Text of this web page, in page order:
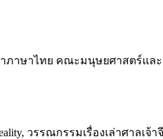
ภาษาไทย คณะมนุษยศาสตร์แล
วรรณกรรมเรื่องเล่าศาล